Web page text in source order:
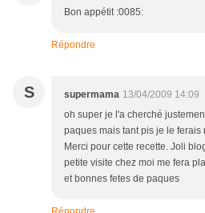
Bon appétit :0085:
Répondre
S supermama 13/04/2009 14:09
oh super je l'a cherché
paques mais tant pis je le
Merci pour cette recette. Joli
petite visite chez moi me fera
et bonnes fetes de paques